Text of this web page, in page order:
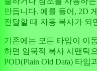
만듭니다. 예를 들어, 2D
전달할 때 자동 복사가 되
기존에는 모든 타입이 이
하면 암묵적 복사 시맨틱
POD(Plain Old Data) 타입